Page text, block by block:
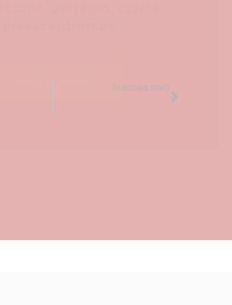
Successivo
SCOPRI COME